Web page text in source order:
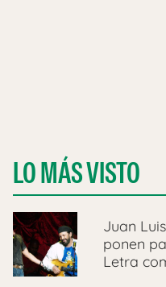
LO MÁS VISTO
Juan
ponen
Letra